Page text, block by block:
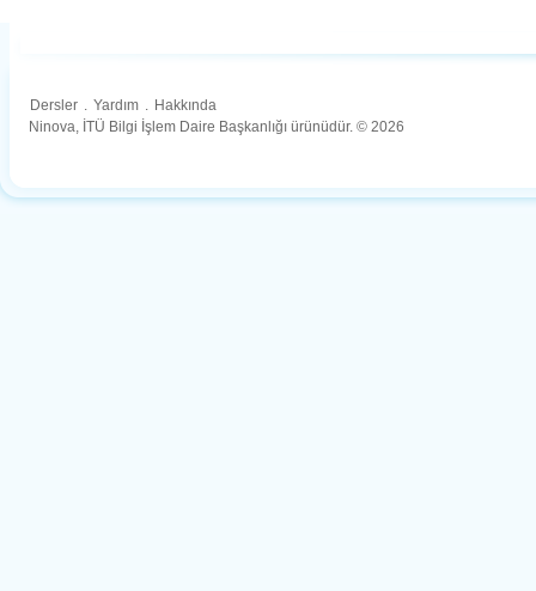
Dersler . Yardım . Hakkında
Ninova, İTÜ Bilgi İşlem Daire Başkanlığı ürünüdür. © 2026